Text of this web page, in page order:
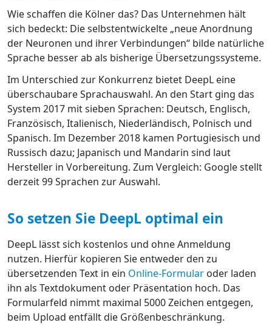
Wie schaffen die Kölner das? Das Unternehmen hält
sich bedeckt: Die selbstentwickelte „neue Anordnung
der Neuronen und ihrer Verbindungen“ bilde natürliche
Sprache besser ab als bisherige Übersetzungssysteme.
Im Unterschied zur Konkurrenz bietet DeepL eine
überschaubare Sprachauswahl. An den Start ging das
System 2017 mit sieben Sprachen: Deutsch, Englisch,
Französisch, Italienisch, Niederländisch, Polnisch und
Spanisch. Im Dezember 2018 kamen Portugiesisch und
Russisch dazu; Japanisch und Mandarin sind laut
Hersteller in Vorbereitung. Zum Vergleich: Google stellt
derzeit 99 Sprachen zur Auswahl.
So setzen Sie DeepL optimal ein
DeepL lässt sich kostenlos und ohne Anmeldung
nutzen. Hierfür kopieren Sie entweder den zu
übersetzenden Text in ein Online-Formular oder laden
ihn als Textdokument oder Präsentation hoch. Das
Formularfeld nimmt maximal 5000 Zeichen entgegen,
beim Upload entfällt die Größenbeschränkung.